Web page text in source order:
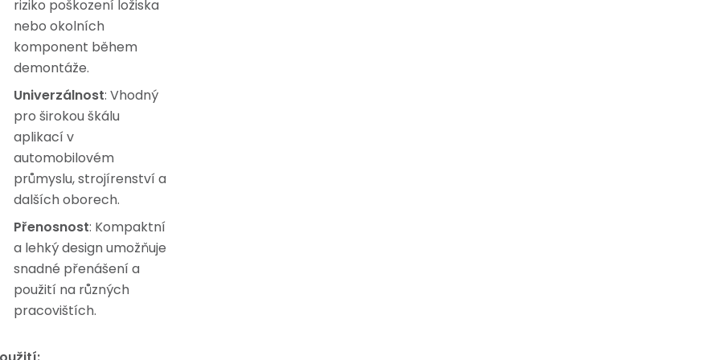
riziko poškození ložiska
nebo okolních
komponent během
demontáže.
Univerzálnost: Vhodný
pro širokou škálu
aplikací v
automobilovém
průmyslu, strojírenství a
dalších oborech.
Přenosnost: Kompaktní
a lehký design umožňuje
snadné přenášení a
použití na různých
pracovištích.